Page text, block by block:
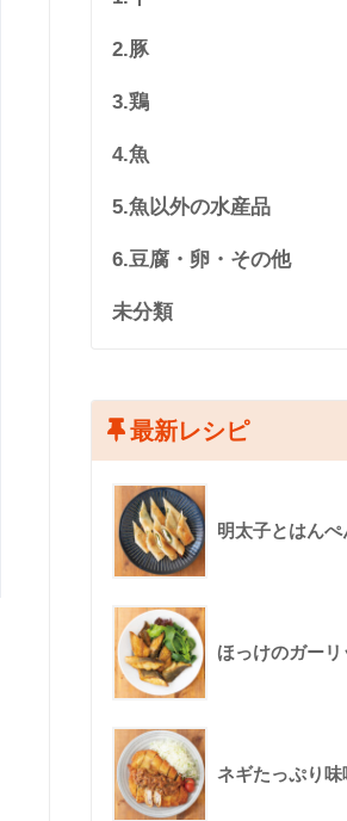
2.豚
3.鶏
4.魚
5.魚以外の水産品
6.豆腐・卵・その他
未分類
最新レシピ
明太子とはん
ほっけのガー
ネギたっぷり味